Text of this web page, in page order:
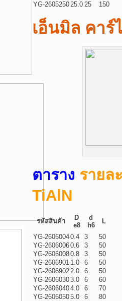
YG-260525025.0 25 150
เอ็นมิล คา
ตาราง รายล
TiAlN
รหัสสินค้า
D
e8
d
h6
L
YG-26060040.4 3
50
YG-26060060.6 3
50
YG-26060080.8 3
50
YG-2606901 1.0 6
50
YG-26069022.0 6
50
YG-26060303.0 6
60
YG-26060404.0 6
70
YG-26060505.0 6
80